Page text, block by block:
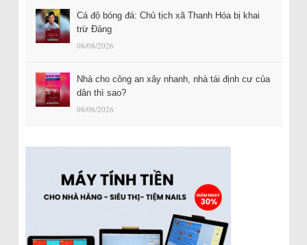
Cá độ bóng đá: Chủ tịch xã Thanh Hóa bị khai
trừ Đảng
08/08/2026
Nhà cho công an xây nhanh, nhà tái định cư của
dân thì sao?
08/08/2026